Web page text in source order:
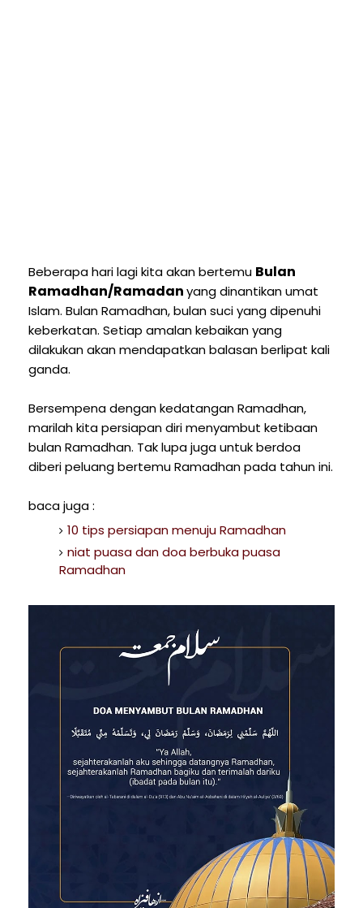
Beberapa hari lagi kita akan bertemu Bulan
Ramadhan/Ramadanyang dinantikan umat
Islam. Bulan Ramadhan, bulan suci yang dipenuhi
keberkatan. Setiap amalan kebaikan yang
dilakukan akan mendapatkan balasan berlipat kali
ganda.
Bersempena dengan kedatangan Ramadhan,
marilah kita persiapan diri menyambut ketibaan
bulan Ramadhan. Tak lupa juga untuk berdoa
diberi peluang bertemu Ramadhan pada tahun ini.
baca juga :
10 tips persiapan menuju Ramadhan
niat puasa dan doa berbuka puasa
Ramadhan